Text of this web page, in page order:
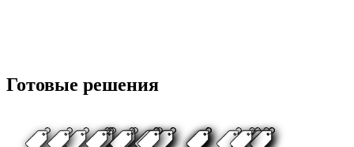
Готовые решения